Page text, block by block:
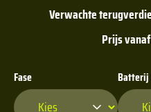
Verwachte
Prijs
Fase Batterij